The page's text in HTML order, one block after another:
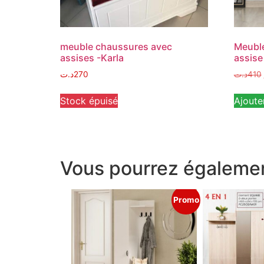
meuble chaussures avec
assises -Karla
270د.ت
Stock épuisé
410د.ت
Vous pourrez
Promo